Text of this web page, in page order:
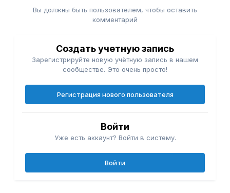
Вы должны быть пользователем, чтобы оставить
комментарий
Создать учетную запись
Зарегистрируйте новую учётную запись в нашем
сообществе. Это очень просто!
Регистрация нового пользователя
Войти
Уже есть аккаунт? Войти в систему.
Войти